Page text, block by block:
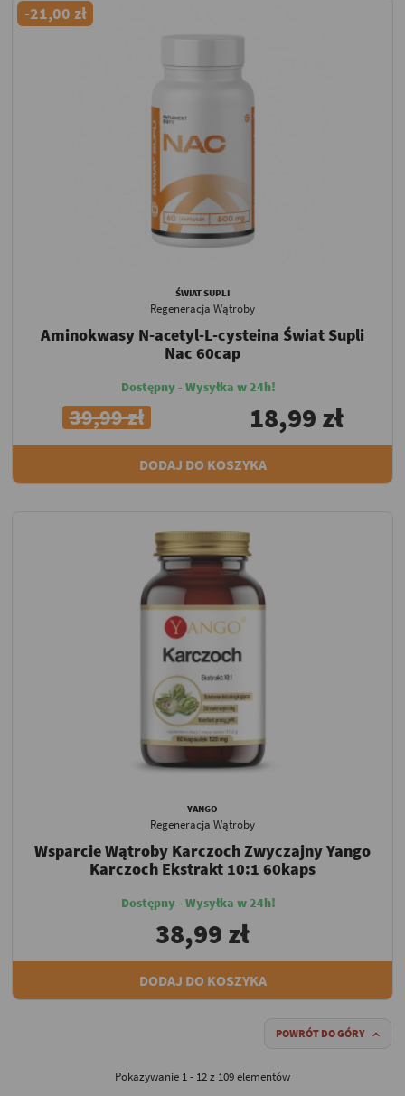
-21,00 zł
ŚWIAT SUPLI
Regeneracja Wątroby
Aminokwasy N-acetyl-L-cysteina Świat Supli
Nac 60cap
Dostępny - Wysyłka w 24h!
39,99 zł 18,99 zł
DODAJ DO KOSZYKA
YANGO
Regeneracja Wątroby
Wsparcie Wątroby Karczoch Zwyczajny Yango
Karczoch Ekstrakt 10:1 60kaps
Dostępny - Wysyłka w 24h!
38,99 zł
DODAJ DO KOSZYKA
POWRÓT DO GÓRY 
Pokazywanie 1 - 12 z 109 elementów